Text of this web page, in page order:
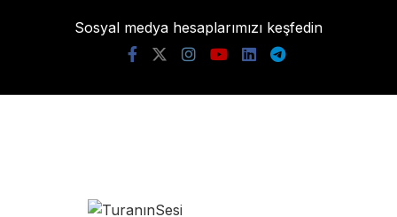
Sosyal medya hesaplarımızı keşfedin